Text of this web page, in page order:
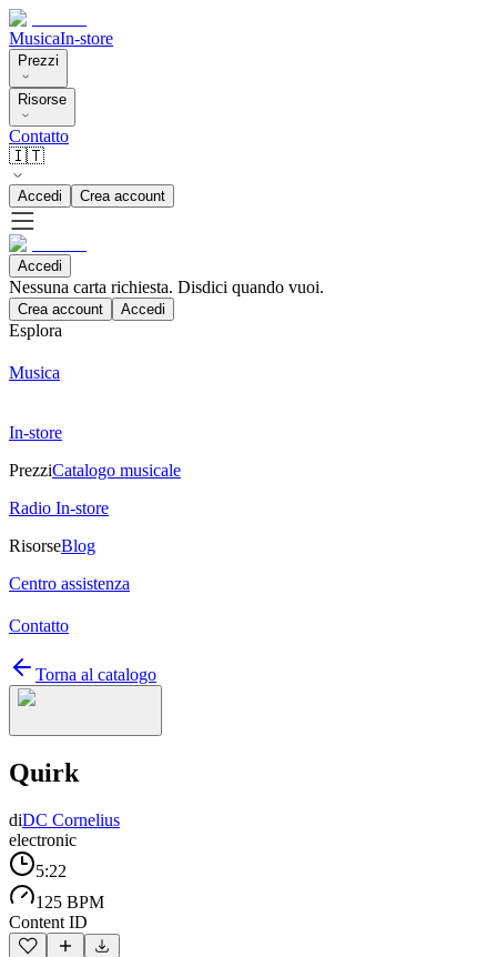
MusicaIn-store
Prezzi
Risorse
Contatto
🇮🇹
Accedi Crea account
Accedi
Nessuna carta richiesta. Disdici quando vuoi.
Crea account Accedi
Esplora
Musica
In-store
PrezziCatalogo musicale
Radio In-store
RisorseBlog
Centro assistenza
Contatto
Torna al catalogo
Quirk
diDC Cornelius
electronic
5:22
125 BPM
Content ID